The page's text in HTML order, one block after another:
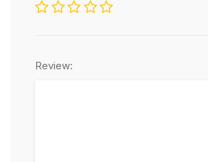
Review: